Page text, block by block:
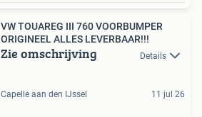
VW TOUAREG III 760 VOORBUMPER
ORIGINEEL ALLES LEVERBAAR!!!
Zie omschrijving Details
Capelle aan den IJssel 11 jul 26